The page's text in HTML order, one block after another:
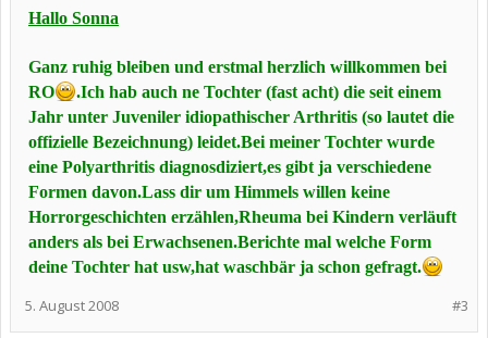
Hallo Sonna
Ganz ruhig bleiben und erstmal herzlich willkommen bei
RO
.Ich hab auch ne Tochter (fast acht) die seit einem
Jahr unter Juveniler idiopathischer Arthritis (so lautet die
offizielle Bezeichnung) leidet.Bei meiner Tochter wurde
eine Polyarthritis diagnosdiziert,es gibt ja verschiedene
Formen davon.Lass dir um Himmels willen keine
Horrorgeschichten erzählen,Rheuma bei Kindern verläuft
anders als bei Erwachsenen.Berichte mal welche Form
deine Tochter hat usw,hat waschbär ja schon gefragt.
#3
5. August 2008